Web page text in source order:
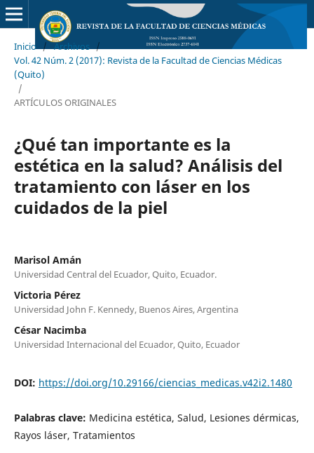
Inicio / Archivos /
Vol. 42 Núm. 2 (2017): Revista de la Facultad de Ciencias Médicas
(Quito)
/
ARTÍCULOS ORIGINALES
¿Qué tan importante es la
estética en la salud? Análisis del
tratamiento con láser en los
cuidados de la piel
Marisol Amán
Universidad Central del Ecuador, Quito, Ecuador.
Victoria Pérez
Universidad John F. Kennedy, Buenos Aires, Argentina
César Nacimba
Universidad Internacional del Ecuador, Quito, Ecuador
DOI: https://doi.org/10.29166/ciencias_medicas.v42i2.1480
Palabras clave: Medicina estética, Salud, Lesiones dérmicas,
Rayos láser, Tratamientos